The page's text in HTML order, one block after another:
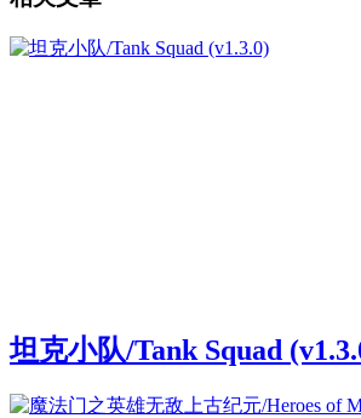
坦克小队/Tank Squad